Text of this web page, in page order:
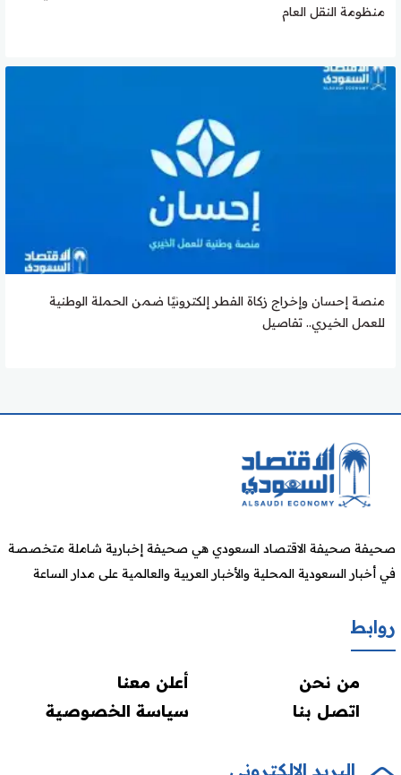
منظومة النقل العام
منصة إحسان وإخراج زكاة الفطر إلكترونيًا ضمن الحملة الوطنية
للعمل الخيري.. تفاصيل
صحيفة صحيفة الاقتصاد السعودي هي صحيفة إخبارية شاملة متخصصة
في أخبار السعودية المحلية والأخبار العربية والعالمية على مدار الساعة
روابط
من نحن
أعلن معنا
اتصل بنا
سياسة الخصوصية
البريد الالكتروني